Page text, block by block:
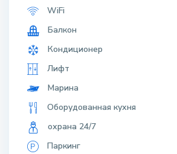
WiFi
Балкон
Кондиционер
Лифт
Марина
Оборудованная кухня
охрана 24/7
Паркинг